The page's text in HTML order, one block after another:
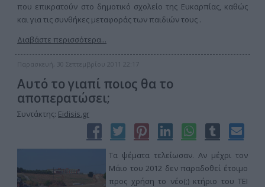
που επικρατούν στο δημοτικό σχολείο της Ευκαρπίας, καθώς
και για τις συνθήκες μεταφοράς των παιδιών τους .
Διαβάστε περισσότερα...
Παρασκευή, 30 Σεπτεμβρίου 2011 22:17
Αυτό το γιαπί ποιος θα το
αποπερατώσει;
Συντάκτης: Eidisis.gr
Τα ψέματα τελείωσαν. Αν μέχρι τον
Μάιο του 2012 δεν παραδοθεί έτοιμο
προς χρήση το νέο(;) κτήριο του ΤΕΙ